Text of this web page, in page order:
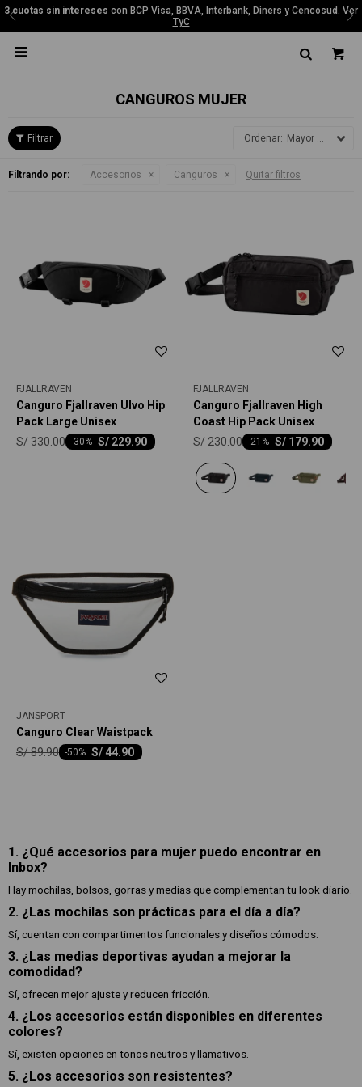
3 cuotas sin intereses con BCP Visa, BBVA, Interbank, Diners y Cencosud. Ver
TyC

CANGUROS MUJER
Mayor precio
Filtrando por: Accesorios Canguros Quitar filtros
FJALLRAVEN
Canguro Fjallraven Ulvo Hip
Pack Large Unisex
S/ 229.90
-30
S/330.00
FJALLRAVEN
Canguro Fjallraven High
Coast Hip Pack Unisex
S/ 179.90
-21
S/230.00
JANSPORT
Canguro Clear Waistpack
S/ 44.90
-50
S/89.90
1. ¿Qué accesorios para mujer puedo encontrar en
Inbox?
Hay mochilas, bolsos, gorras y medias que complementan tu look diario.
2. ¿Las mochilas son prácticas para el día a día?
Sí, cuentan con compartimentos funcionales y diseños cómodos.
3. ¿Las medias deportivas ayudan a mejorar la
comodidad?
Sí, ofrecen mejor ajuste y reducen fricción.
4. ¿Los accesorios están disponibles en diferentes
colores?
Sí, existen opciones en tonos neutros y llamativos.
5. ¿Los accesorios son resistentes?